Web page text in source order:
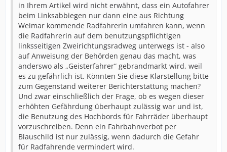
jeweils der selbe 2-Richtungs-Benutzungspflicht-
Radweg auf rot markierter Furt. Aber klar, das muss
noch sicherer werden.
Wie eigentlich? LSA mit kreuzungs-konfliktfreier
Schaltung?
Ich hätt ja eine Idee
Die beinhaltet die Forderung nach ein paar kleinen
und einen dann folgenden Widerspruch gegen
das Blauschild
in Ihrem Artikel wird nicht erwähnt, dass ein Autofahrer
beim Linksabbiegen nur dann eine aus Richtung
Weimar kommende Radfahrerin umfahren kann, wenn
die Radfahrerin auf dem benutzungspflichtigen
linksseitigen Zweirichtungsradweg unterwegs ist - also
auf Anweisung der Behörden genau das macht, was
anderswo als „Geisterfahrer“ gebrandmarkt wird, weil
es zu gefährlich ist. Könnten Sie diese Klarstellung bitte
zum Gegenstand weiterer Berichterstattung machen?
Und zwar einschließlich der Frage, ob es wegen dieser
erhöhten Gefährdung überhaupt zulässig war und ist,
die Benutzung des Hochbords für Fahrräder überhaupt
vorzuschreiben. Denn ein Fahrbahnverbot per
Blauschild ist nur zulässig, wenn dadurch die Gefahr
für Radfahrende vermindert wird.